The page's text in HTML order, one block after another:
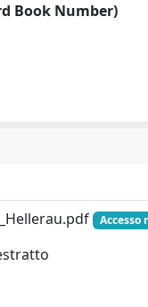
Book Number)
Accesso